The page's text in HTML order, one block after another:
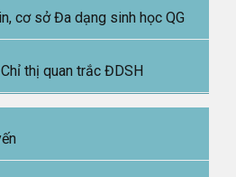
cơ sở Đa dạng sinh học QG
thị quan trắc ĐDSH